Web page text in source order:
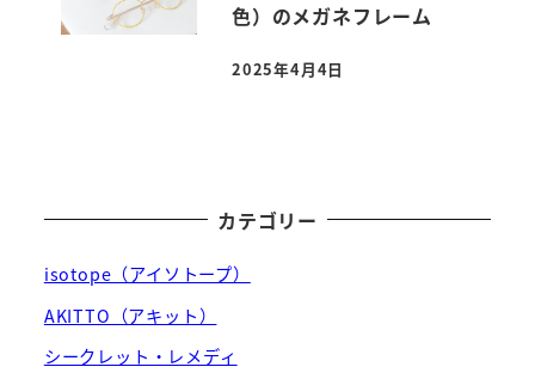
色）のメガネフレーム
投稿日
2025年4月4日
カテゴリー
isotope（アイソトープ）
AKITTO（アキット）
シークレット・レメディ